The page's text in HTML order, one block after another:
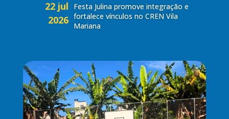
Festa Julina promove integração e
fortalece vínculos no CREN Vila
Mariana
22 jul
2026